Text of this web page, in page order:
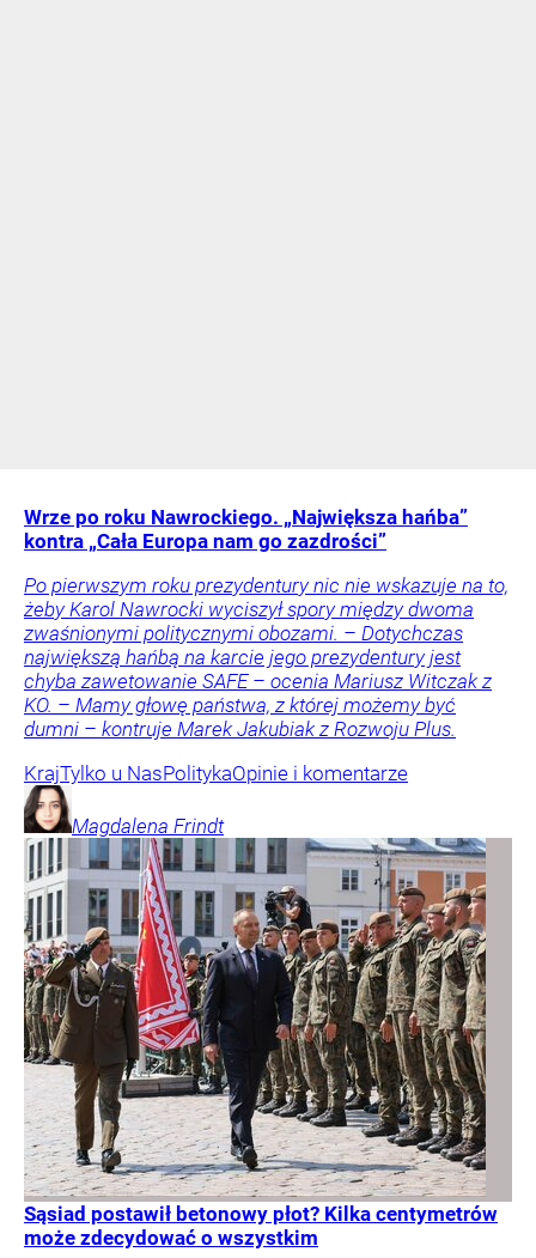
Wrze po roku Nawrockiego. „Największa hańba”
kontra „Cała Europa nam go zazdrości”
Po pierwszym roku prezydentury nic nie wskazuje na to,
żeby Karol Nawrocki wyciszył spory między dwoma
zwaśnionymi politycznymi obozami. – Dotychczas
największą hańbą na karcie jego prezydentury jest
chyba zawetowanie SAFE – ocenia Mariusz Witczak z
KO. – Mamy głowę państwa, z której możemy być
dumni – kontruje Marek Jakubiak z Rozwoju Plus.
KrajTylko u NasPolitykaOpinie i komentarze
Magdalena Frindt
Sąsiad postawił betonowy płot? Kilka centymetrów
może zdecydować o wszystkim